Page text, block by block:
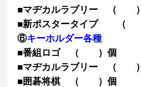
■マヂカルラブリー （
■新ポスタータイプ
⑥キーホルダー各種
■番組ロゴ （ ）個
■マヂカルラブリー （
■囲碁将棋 （ ）個